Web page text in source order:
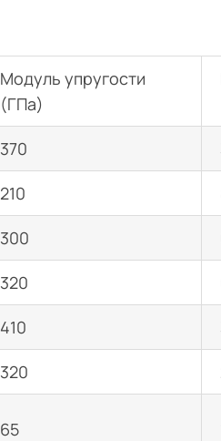
Модуль упругости
(ГПа)
370
210
300
320
410
320
65